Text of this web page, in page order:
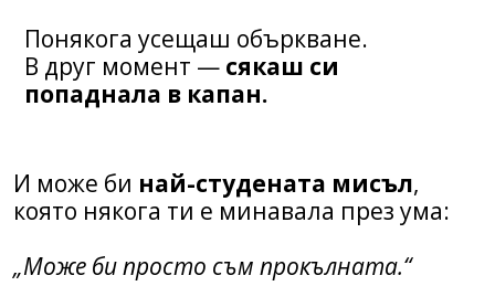
Понякога усещаш объркване.
В друг момент — сякаш си
попаднала в капан.
И може би най-студената мисъл,
която някога ти е минавала през ума:
„Може би просто съм прокълната.“